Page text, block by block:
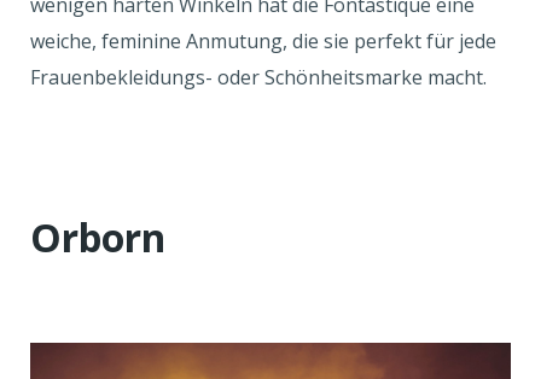
weiche, feminine Anmutung, die sie perfekt für jede
Frauenbekleidungs- oder Schönheitsmarke macht.
Orborn